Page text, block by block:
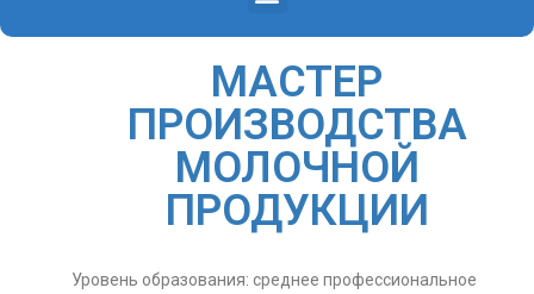
МАСТЕР
ПРОИЗВОДСТВА
МОЛОЧНОЙ
ПРОДУКЦИИ
Уровень образования: среднее профессиональное